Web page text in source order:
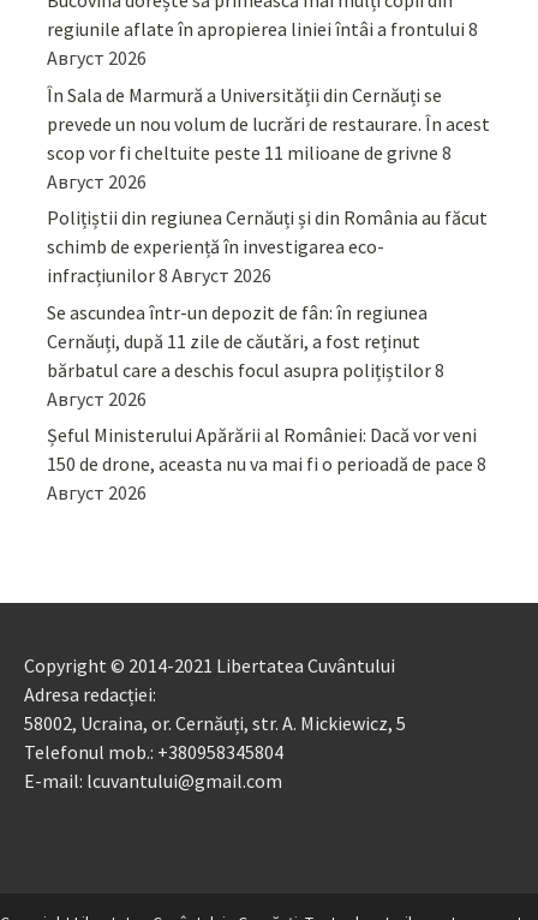
regiunile aflate în apropierea liniei întâi a frontului 8
Август 2026
În Sala de Marmură a Universității din Cernăuți se
prevede un nou volum de lucrări de restaurare. În acest
scop vor fi cheltuite peste 11 milioane de grivne 8
Август 2026
Polițiștii din regiunea Cernăuți și din România au făcut
schimb de experiență în investigarea eco-
infracțiunilor8 Август 2026
Se ascundea într-un depozit de fân: în regiunea
Cernăuți, după 11 zile de căutări, a fost reținut
bărbatul care a deschis focul asupra polițiștilor8
Август 2026
Șeful Ministerului Apărării al României: Dacă vor veni
150 de drone, aceasta nu va mai fi o perioadă de pace 8
Август 2026
Copyright © 2014-2021 Libertatea Cuvântului
Adresa redacției:
58002, Ucraina, or. Cernăuți, str. A. Mickiewicz, 5
Telefonul mob.: +380958345804
E-mail: lcuvantului@gmail.com